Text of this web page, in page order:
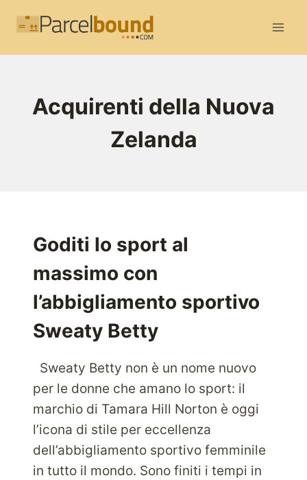
Acquirenti della Nuova
Zelanda
Goditi lo sport al
massimo con
l’abbigliamento sportivo
Sweaty Betty
Sweaty Betty non è un nome nuovo
per le donne che amano lo sport: il
marchio di Tamara Hill Norton è oggi
l’icona di stile per eccellenza
dell’abbigliamento sportivo femminile
in tutto il mondo. Sono finiti i tempi in